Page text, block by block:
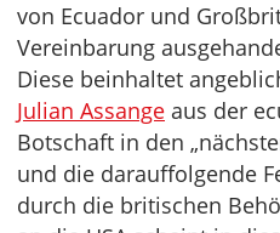
von Ecuador und
Vereinbarung
Diese beinhaltet
Julian Assange aus der
Botschaft in den
und die darauffolgende
durch die britischen